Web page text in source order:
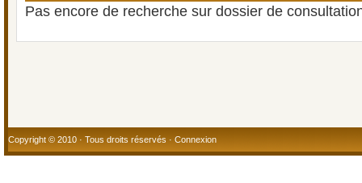
Pas encore de recherche sur dossier de
Copyright © 2010 · Tous droits réservés · Connexion